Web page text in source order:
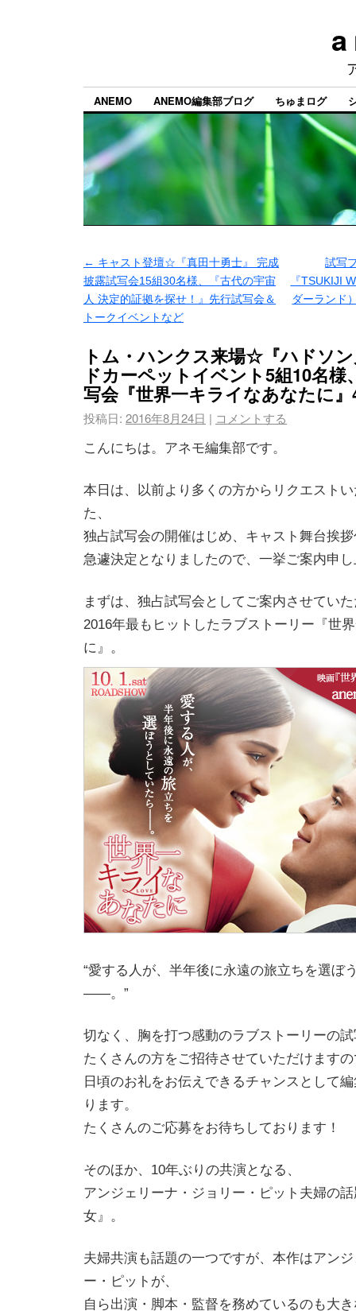
a
ANEMO ANEMO編集部ブログ ちゅまログ
← キャスト登壇☆『真田十勇士』 完成
披露試写会15組30名様、『古代の宇宙
人 決定的証拠を探せ！』先行試写会＆
トークイベントなど
試写
『TSUKIJI
ダーランド
トム・ハンクス来場☆『ハドソ
ドカーペットイベント5組10名様
写会『世界一キライなあなたに
投稿日: 2016年8月24日 | コメントする
こんにちは。アネモ編集部です。
本日は、以前より多くの方からリクエスト
た、
独占試写会の開催はじめ、キャスト舞台挨
急遽決定となりましたので、一挙ご案内申
まずは、独占試写会としてご案内させてい
2016年最もヒットしたラブストーリー『世
に』。
“愛する人が、半年後に永遠の旅立ちを選ぼ
――。”
切なく、胸を打つ感動のラブストーリーの
たくさんの方をご招待させていただけます
日頃のお礼をお伝えできるチャンスとして
ります。
たくさんのご応募をお待ちしております！
そのほか、10年ぶりの共演となる、
アンジェリーナ・ジョリー・ピット夫婦の
女』。
夫婦共演も話題の一つですが、本作はアン
ー・ピットが、
自ら出演・脚本・監督を務めているのも大